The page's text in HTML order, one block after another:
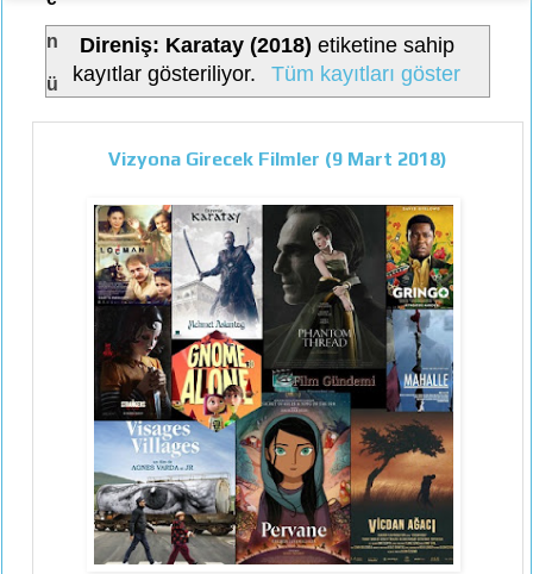
n
ü
Direniş: Karatay (2018) etiketine sahip
kayıtlar gösteriliyor.
Tüm kayıtları göster
Vizyona Girecek Filmler (9 Mart 2018)